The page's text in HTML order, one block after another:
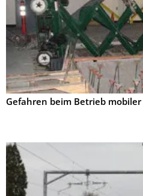
Gefahren beim Betrieb